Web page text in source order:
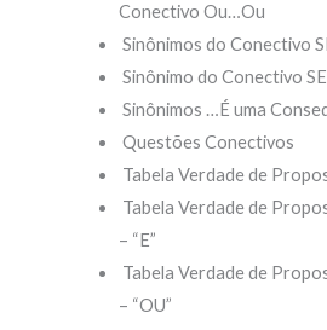
Conectivo Ou…Ou
Sinônimos do Conectivo
Sinônimo do Conectivo
Sinônimos …É uma
Questões Conectivos
Tabela Verdade de
Tabela Verdade de
– “E”
Tabela Verdade de
– “OU”